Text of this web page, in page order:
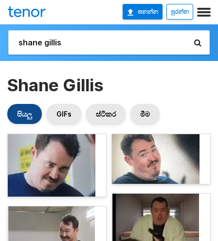
තනන්න පුරන්න
Shane Gillis
සියලු GIFs ස්ටිකර මීම